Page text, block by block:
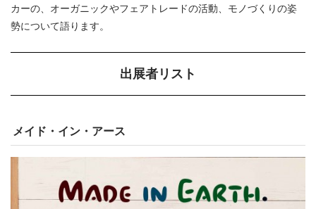
カーの、オーガニックやフェアトレードの活動、モノづくりの姿
勢について語ります。
出展者リスト
メイド・イン・アース